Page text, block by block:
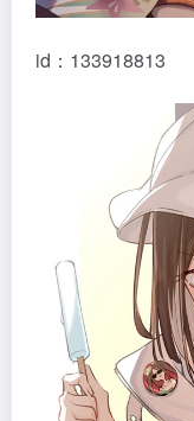
id：133918813